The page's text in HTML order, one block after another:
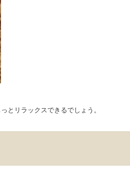
とリラックスできるでしょう。